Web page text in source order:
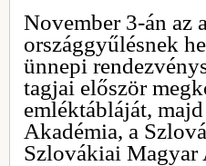
November 3-án az
országgyűlésnek
ünnepi
tagjai először
emléktábláját,
Akadémia, a
Szlovákiai Magyar